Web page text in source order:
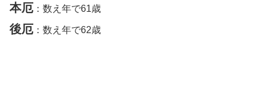
本厄 ：数え年で61歳
後厄 ：数え年で62歳